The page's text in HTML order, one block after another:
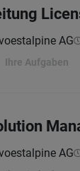
AG
Ihre Aufgaben
AG